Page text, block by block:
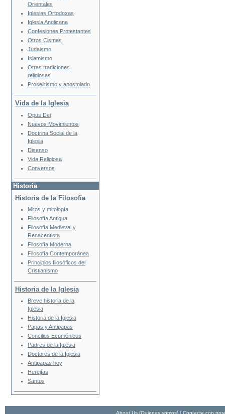
Orientales
Iglesias Ortodoxas
Iglesia Anglicana
Confesiones Protestantes
Otros Cismas
Judaismo
Islamismo
Otras tradiciones
religiosas
Proselitismo y apostolado
Vida de la Iglesia
Opus Dei
Nuevos Movimientos
Doctrina Social de la
Iglesia
Disenso
Vida Religiosa
Conversos
Historia
Historia de la Filosofía
Mitos y mitología
Filosofía Antigua
Filosofía Medieval y
Renacentista
Filosofía Moderna
Filosofía Contemporánea
Principios filosóficos del
Cristianismo
Historia de la Iglesia
Breve historia de la
Iglesia
Historia de la Iglesia
Papas y Antipapas
Concilios Ecuménicos
Padres de la Iglesia
Doctores de la Iglesia
Antipapas hoy
Herejías
Santos
About Us (Quienes somos) | Contacta con